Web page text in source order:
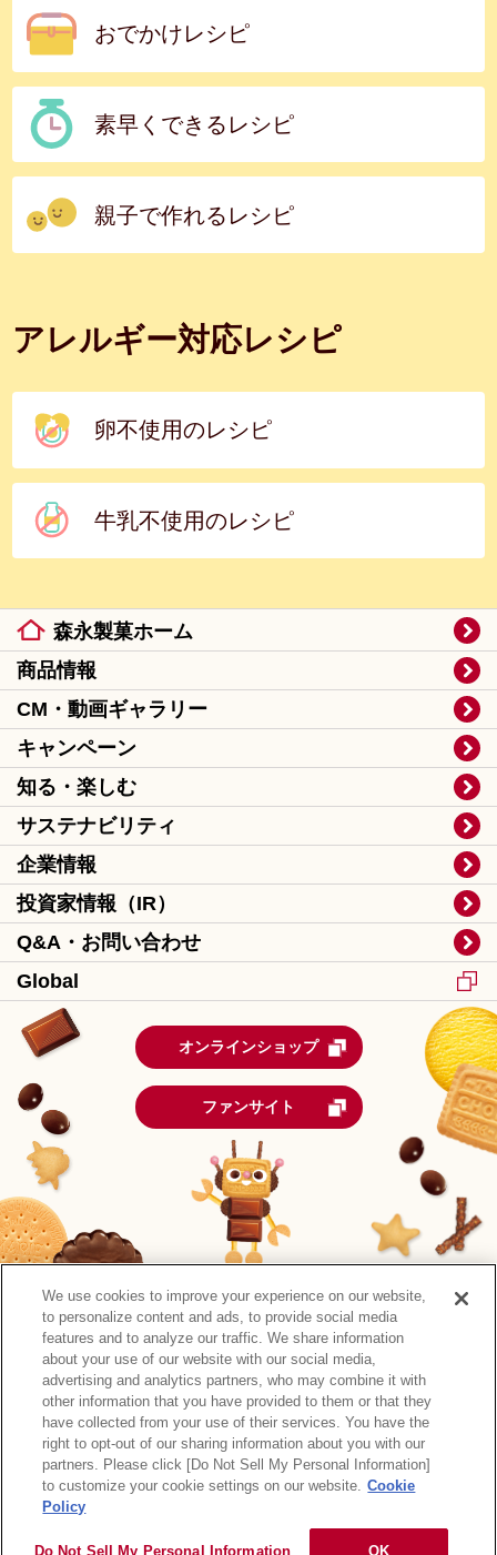
おでかけレシピ
素早くできるレシピ
親子で作れるレシピ
アレルギー対応レシピ
卵不使用のレシピ
牛乳不使用のレシピ
森永製菓ホーム
商品情報
CM・動画ギャラリー
キャンペーン
知る・楽しむ
サステナビリティ
企業情報
投資家情報（IR）
Q&A・お問い合わせ
Global
オンラインショップ
ファンサイト
森永製菓公式アカウント一覧
サイトマップ RSSの配信について
プライバシーポリシー
ウェブアクセシビリティ
ご利用規約 リンク
We use cookies to improve your experience on our website,
to personalize content and ads, to provide social media
features and to analyze our traffic. We share information
about your use of our website with our social media,
advertising and analytics partners, who may combine it with
other information that you have provided to them or that they
have collected from your use of their services. You have the
right to opt-out of our sharing information about you with our
partners. Please click [Do Not Sell My Personal Information]
to customize your cookie settings on our website. Cookie
Policy
Do Not Sell My Personal Information OK